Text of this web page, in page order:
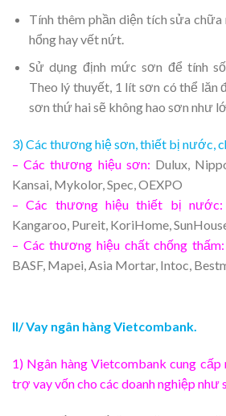
Tính thêm phần diện tích sửa
hổng hay vết nứt.
Sử dụng định mức sơn để tính
Theo lý thuyết, 1 lít sơn có thể lăn
sơn thứ hai sẽ không hao sơn như
3) Các thương hiệ sơn, thiết bị nước,
– Các thương hiệu sơn: Dulux,
Kansai, Mykolor, Spec, OEXPO
– Các thương hiệu thiết bị nước:
Kangaroo, Pureit, KoriHome,
– Các thương hiệu chất chống thấm:
BASF, Mapei, Asia Mortar, Intoc,
II/ Vay ngân hàng Vietcombank.
1) Ngân hàng Vietcombank cung
trợ vay vốn cho các doanh nghiệp như